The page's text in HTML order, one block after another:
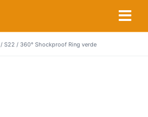
/ S22 / 360° Shockproof Ring verde